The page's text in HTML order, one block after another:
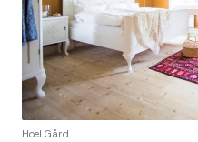
Hoel Gård